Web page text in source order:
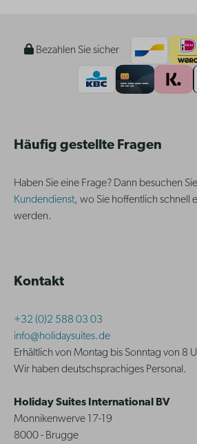
Bezahlen Sie sicher
Häufig gestellte Fragen
Haben Sie eine Frage? Dann besuchen
Kundendienst, wo Sie hoffentlich schnell
werden.
Kontakt
+32 (0)2 588 03 03
info@holidaysuites.de
Erhältlich von Montag bis Sonntag von 8
Wir haben deutschsprachiges Personal.
Holiday Suites International BV
Monnikenwerve 17-19
8000 - Brugge